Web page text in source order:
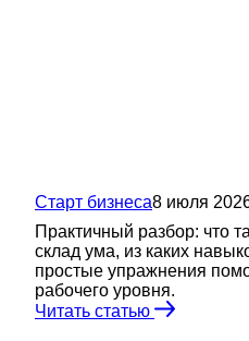
Старт бизнеса8 июля 2026
Практичный разбор: что
склад ума, из каких
простые упражнения
рабочего уровня.
Читать статью